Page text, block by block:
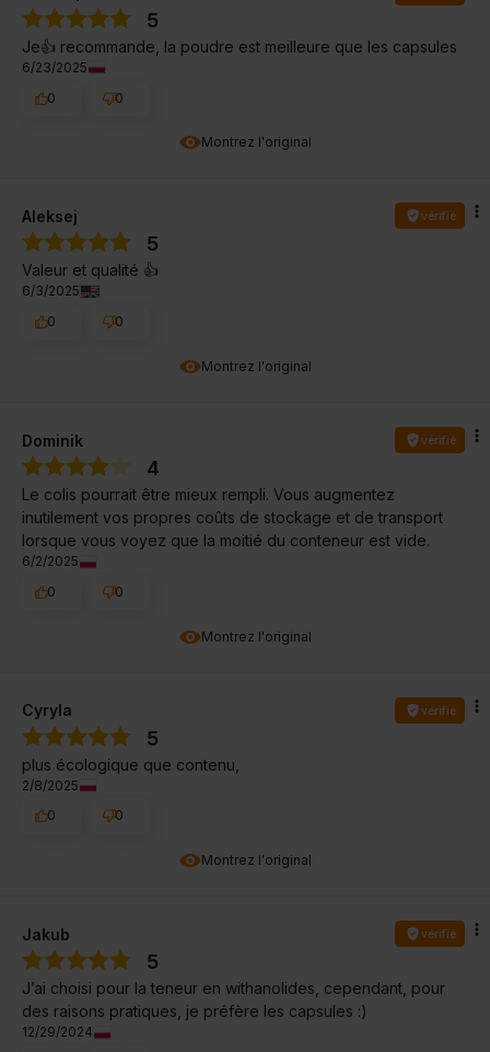
Montrez l'original
5
Je👍️ recommande, la poudre est meilleure que les capsules
6/23/2025
0
0
Montrez l'original
Aleksej vérifié
5
Valeur et qualité 👍️
6/3/2025
0
0
Montrez l'original
Dominik vérifié
4
Le colis pourrait être mieux rempli. Vous augmentez
inutilement vos propres coûts de stockage et de transport
lorsque vous voyez que la moitié du conteneur est vide.
6/2/2025
0
0
Montrez l'original
Cyryla vérifié
5
plus écologique que contenu,
2/8/2025
0
0
Jakub vérifié
5
J’ai choisi pour la teneur en withanolides, cependant, pour
des raisons pratiques, je préfère les capsules :)
12/29/2024